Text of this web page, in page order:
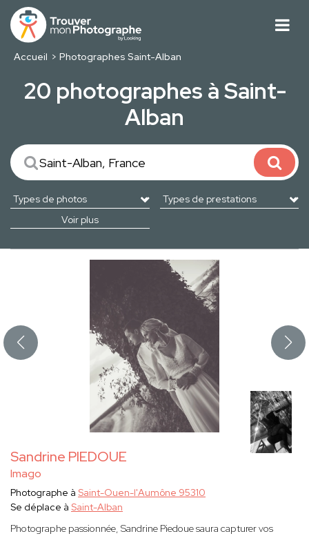
Accueil Photographes Saint-Alban
20 photographes à Saint-
Alban
Voir plus
Sandrine PIEDOUE
Imago
Photographe à Saint-Ouen-l'Aumône 95310
Se déplace à Saint-Alban
Photographe passionnée, Sandrine Piedoue saura capturer vos